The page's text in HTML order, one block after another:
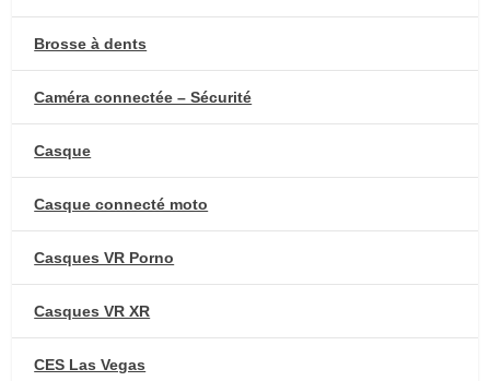
Brosse à dents
Caméra connectée – Sécurité
Casque
Casque connecté moto
Casques VR Porno
Casques VR XR
CES Las Vegas